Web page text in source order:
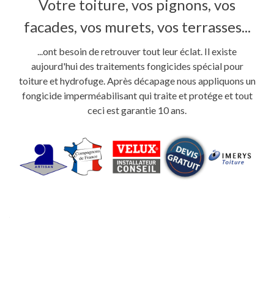
Votre toiture, vos pignons, vos
facades, vos murets, vos terrasses...
...ont besoin de retrouver tout leur éclat. Il existe
aujourd'hui des traitements fongicides spécial pour
toiture et hydrofuge. Après décapage nous appliquons un
fongicide imperméabilisant qui traite et protége et tout
ceci est garantie 10 ans.